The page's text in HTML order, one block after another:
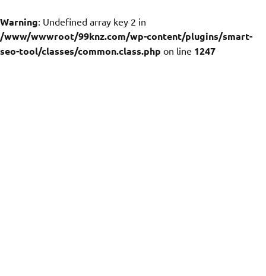
Warning: Undefined array key 2 in
/www/wwwroot/99knz.com/wp-content/plugins/smart-
seo-tool/classes/common.class.php on line 1247